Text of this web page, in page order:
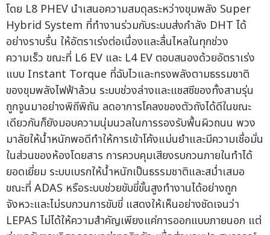
โดย L8 PHEV นำเสนอความสมดุลระหว่างขุมพลัง Super
Hybrid System ที่ทำงานร่วมกับระบบส่งกำลัง DHT ได้
อย่างราบรื่น ให้อัตราเร่งต่อเนื่องและลื่นไหลในทุกช่วง
ความเร็ว ขณะที่ L6 EV และ L4 EV ตอบสนองด้วยอัตราเร่ง
แบบ Instant Torque ที่ฉับไวและทรงพลังตามธรรมชาติ
ของขุมพลังไฟฟ้าล้วน ระบบช่วงล่างและแชสซีของทั้งสามรุ่น
ถูกจูนมาอย่างพิถีพิถัน ลดอาการโคลงของตัวถังได้ดีในขณะ
เดียวกันก็ยังมอบความนุ่มนวลในการรองรับพื้นผิวถนน พวง
มาลัยให้น้ำหนักพอดีทำให้การเข้าโค้งแม่นยำและมีความเชื่อมั่น
ในส่วนของห้องโดยสาร การควบคุมเสียงรบกวนภายในทำได้
ยอดเยี่ยม ระบบเบรกให้น้ำหนักเป็นธรรมชาติและสม่ำเสมอ
ขณะที่ ADAS หรือระบบช่วยขับขี่ขั้นสูงทำงานได้อย่างถูก
จังหวะและไม่รบกวนการขับขี่ แสดงให้เห็นอย่างชัดเจนว่า
LEPAS ไม่ได้ให้ความสำคัญเพียงแค่การออกแบบภายนอก แต่